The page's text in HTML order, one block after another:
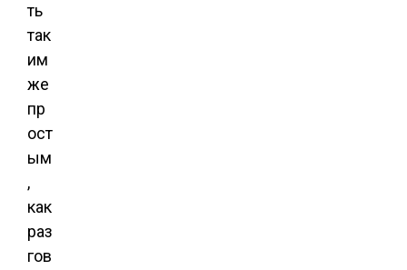
ть
так
им
же
пр
ост
ым
,
как
раз
гов